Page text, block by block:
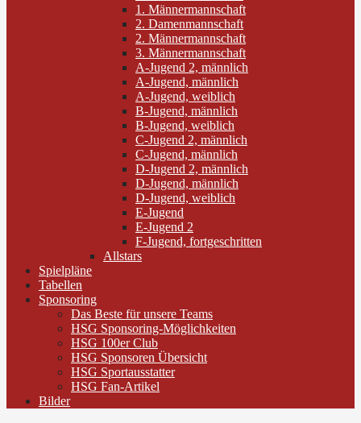
1. Männermannschaft
2. Damenmannschaft
2. Männermannschaft
3. Männermannschaft
A-Jugend 2, männlich
A-Jugend, männlich
A-Jugend, weiblich
B-Jugend, männlich
B-Jugend, weiblich
C-Jugend 2, männlich
C-Jugend, männlich
D-Jugend 2, männlich
D-Jugend, männlich
D-Jugend, weiblich
E-Jugend
E-Jugend 2
F-Jugend, fortgeschritten
Allstars
Spielpläne
Tabellen
Sponsoring
Das Beste für unsere Teams
HSG Sponsoring-Möglichkeiten
HSG 100er Club
HSG Sponsoren Übersicht
HSG Sportausstatter
HSG Fan-Artikel
Bilder